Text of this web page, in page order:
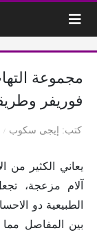
مجموعة
فوريفر
كتب إيجى سكوب
يعاني الكثير من
آلام مزعجة،
الطبيعية دو
بين المفاصل مما